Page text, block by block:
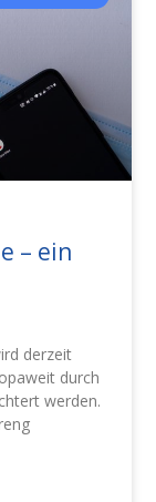
– ein
derzeit
durch
werden.